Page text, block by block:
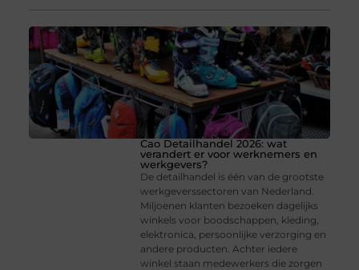
Cao Detailhandel 2026: wat
verandert er voor werknemers en
werkgevers?
De detailhandel is één van de grootste
werkgeverssectoren van Nederland.
Miljoenen klanten bezoeken dagelijks
winkels voor boodschappen, kleding,
elektronica, persoonlijke verzorging en
andere producten. Achter iedere
winkel staan medewerkers die zorgen